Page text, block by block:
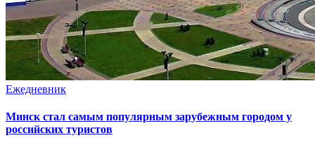
Ежедневник
Минск стал самым популярным зарубежным городом у
российских туристов